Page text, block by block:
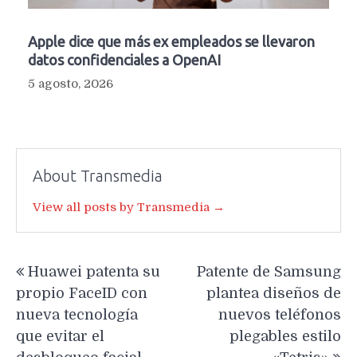
Apple dice que más ex empleados se llevaron
datos confidenciales a OpenAI
5 agosto, 2026
About Transmedia
View all posts by Transmedia →
de
entradas
Huawei patenta su
propio FaceID con
nueva tecnología
que evitar el
Patente de Samsung
plantea diseños de
nuevos teléfonos
plegables estilo